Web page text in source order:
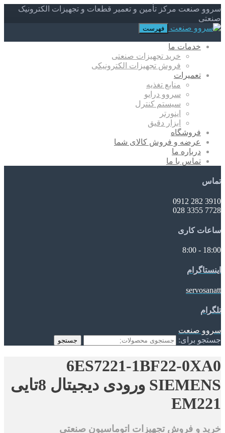
سروو صنعت مرکز تأمین و تعمیر قطعات و تجهیزات الکترونیک
صنعتی
فهرست
خدمات ما
خرید تجهیزات صنعتی
فروش تجهیزات الکترونیکی
تعمیرات
منابع تغذیه
سروو درایو
سیستم کنترل
اینورتر
ابزار دقیق
فروشگاه
عرضه و فروش کالای شما
درباره ما
تماس با ما
تماس
3910 282 0912
7728 3355 028
ساعات کاری
18:00 - 8:00
اینستاگرام
servosanatt
تلگرام
سروو صنعت
جستجو برای:
جستجو
6ES7221-1BF22-0XA0
SIEMENS ورودی دیجیتال 8تایی
EM221
خرید و فروش تجهیزات اتوماسیون صنعتی